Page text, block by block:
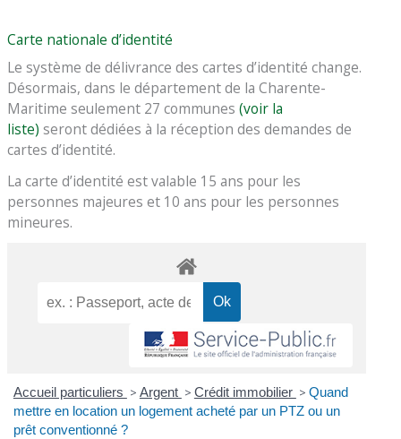
Carte nationale d’identité
Le système de délivrance des cartes d’identité change.
Désormais, dans le département de la Charente-
Maritime seulement 27 communes(voir la
liste) seront dédiées à la réception des demandes de
cartes d’identité.
La carte d’identité est valable 15 ans pour les
personnes majeures et 10 ans pour les personnes
mineures.
Accueil particuliers > Argent > Crédit immobilier > Quand
mettre en location un logement acheté par un PTZ ou un
prêt conventionné ?